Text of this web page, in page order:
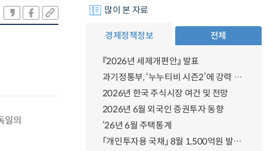
일의
많이 본 자료
경제정책정보 전체
『2026년 세제개편안』 발표
과기정통부, ‘누누티비 시즌2’에 강력 대응 의지 밝혀
2026년 한국 주식시장 여건 및 전망
2026년 6월 외국인 증권투자 동향
‘26년 6월 주택통계
「개인투자용 국채」 8월 1,500억원 발행 예정